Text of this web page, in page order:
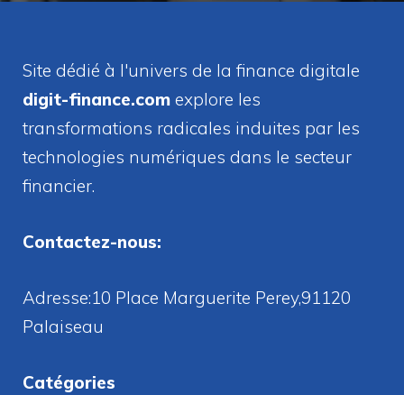
Site dédié à l'univers de la finance digitale
digit-finance.com explore les
transformations radicales induites par les
technologies numériques dans le secteur
financier.
Contactez-nous:
Adresse:10 Place Marguerite Perey,91120
Palaiseau
Catégories